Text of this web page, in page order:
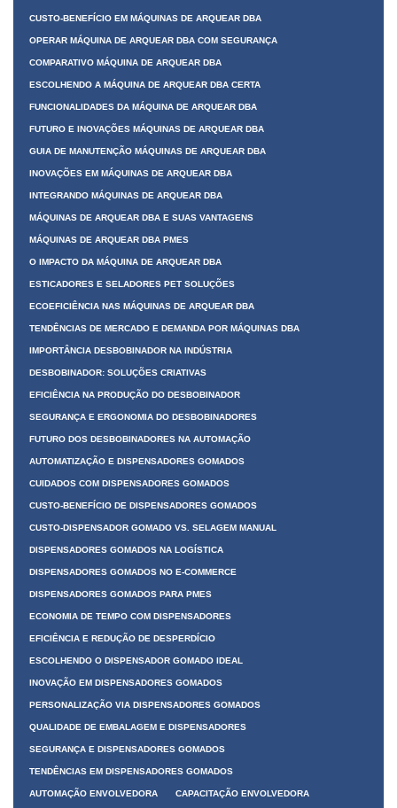
CUSTO-BENEFÍCIO EM MÁQUINAS DE ARQUEAR DBA
OPERAR MÁQUINA DE ARQUEAR DBA COM SEGURANÇA
COMPARATIVO MÁQUINA DE ARQUEAR DBA
ESCOLHENDO A MÁQUINA DE ARQUEAR DBA CERTA
FUNCIONALIDADES DA MÁQUINA DE ARQUEAR DBA
FUTURO E INOVAÇÕES MÁQUINAS DE ARQUEAR DBA
GUIA DE MANUTENÇÃO MÁQUINAS DE ARQUEAR DBA
INOVAÇÕES EM MÁQUINAS DE ARQUEAR DBA
INTEGRANDO MÁQUINAS DE ARQUEAR DBA
MÁQUINAS DE ARQUEAR DBA E SUAS VANTAGENS
MÁQUINAS DE ARQUEAR DBA PMES
O IMPACTO DA MÁQUINA DE ARQUEAR DBA
ESTICADORES E SELADORES PET SOLUÇÕES
ECOEFICIÊNCIA NAS MÁQUINAS DE ARQUEAR DBA
TENDÊNCIAS DE MERCADO E DEMANDA POR MÁQUINAS DBA
IMPORTÂNCIA DESBOBINADOR NA INDÚSTRIA
DESBOBINADOR: SOLUÇÕES CRIATIVAS
EFICIÊNCIA NA PRODUÇÃO DO DESBOBINADOR
SEGURANÇA E ERGONOMIA DO DESBOBINADORES
FUTURO DOS DESBOBINADORES NA AUTOMAÇÃO
AUTOMATIZAÇÃO E DISPENSADORES GOMADOS
CUIDADOS COM DISPENSADORES GOMADOS
CUSTO-BENEFÍCIO DE DISPENSADORES GOMADOS
CUSTO-DISPENSADOR GOMADO VS. SELAGEM MANUAL
DISPENSADORES GOMADOS NA LOGÍSTICA
DISPENSADORES GOMADOS NO E-COMMERCE
DISPENSADORES GOMADOS PARA PMES
ECONOMIA DE TEMPO COM DISPENSADORES
EFICIÊNCIA E REDUÇÃO DE DESPERDÍCIO
ESCOLHENDO O DISPENSADOR GOMADO IDEAL
INOVAÇÃO EM DISPENSADORES GOMADOS
PERSONALIZAÇÃO VIA DISPENSADORES GOMADOS
QUALIDADE DE EMBALAGEM E DISPENSADORES
SEGURANÇA E DISPENSADORES GOMADOS
TENDÊNCIAS EM DISPENSADORES GOMADOS
AUTOMAÇÃO ENVOLVEDORA CAPACITAÇÃO ENVOLVEDORA